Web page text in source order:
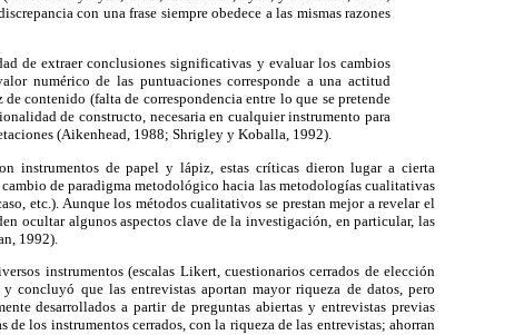
con una frase siempre obedece a las mismas razones
de extraer conclusiones significativas y evaluar los cambios
numérico de las puntuaciones corresponde a una actitud
contenido (falta de correspondencia entre lo que se pretende
de constructo, necesaria en cualquier instrumento para
(Aikenhead, 1988; Shrigley y Koballa, 1992).
instrumentos de papel y lápiz, estas críticas dieron lugar a cierta
de paradigma metodológico hacia las metodologías cualitativas
etc.). Aunque los métodos cualitativos se prestan mejor a revelar el
ocultar algunos aspectos clave de la investigación, en particular, las
1992).
instrumentos (escalas Likert, cuestionarios cerrados de elección
concluyó que las entrevistas aportan mayor riqueza de datos, pero
desarrollados a partir de preguntas abiertas y entrevistas previas
los instrumentos cerrados, con la riqueza de las entrevistas; ahorran